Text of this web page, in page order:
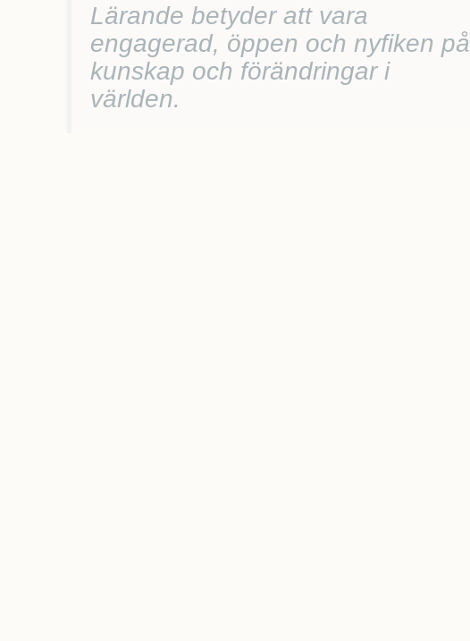
Lärande betyder att vara
engagerad, öppen och nyfiken på
kunskap och förändringar i
världen.